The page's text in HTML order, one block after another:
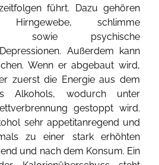
führt. Dazu gehören
schlimme
sowie psychische
Außerdem kann
Wenn er abgebaut wird,
zuerst die Energie aus dem
Alkohols, wodurch unter
gestoppt wird.
sehr appetitanregend und
zu einer stark erhöhten
und nach dem Konsum. Ein